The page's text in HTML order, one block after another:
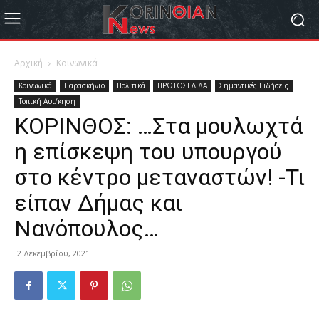
Αρχική Κοινωνικά
Κοινωνικά Παρασκήνιο Πολιτικά ΠΡΩΤΟΣΕΛΙΔΑ
Σημαντικές Ειδήσεις
Τοπική Αυτ/κηση
ΚΟΡΙΝΘΟΣ: …Στα μουλωχτά
η επίσκεψη του υπουργού
στο κέντρο μεταναστών! -Τι
είπαν Δήμας και
Νανόπουλος…
2 Δεκεμβρίου, 2021